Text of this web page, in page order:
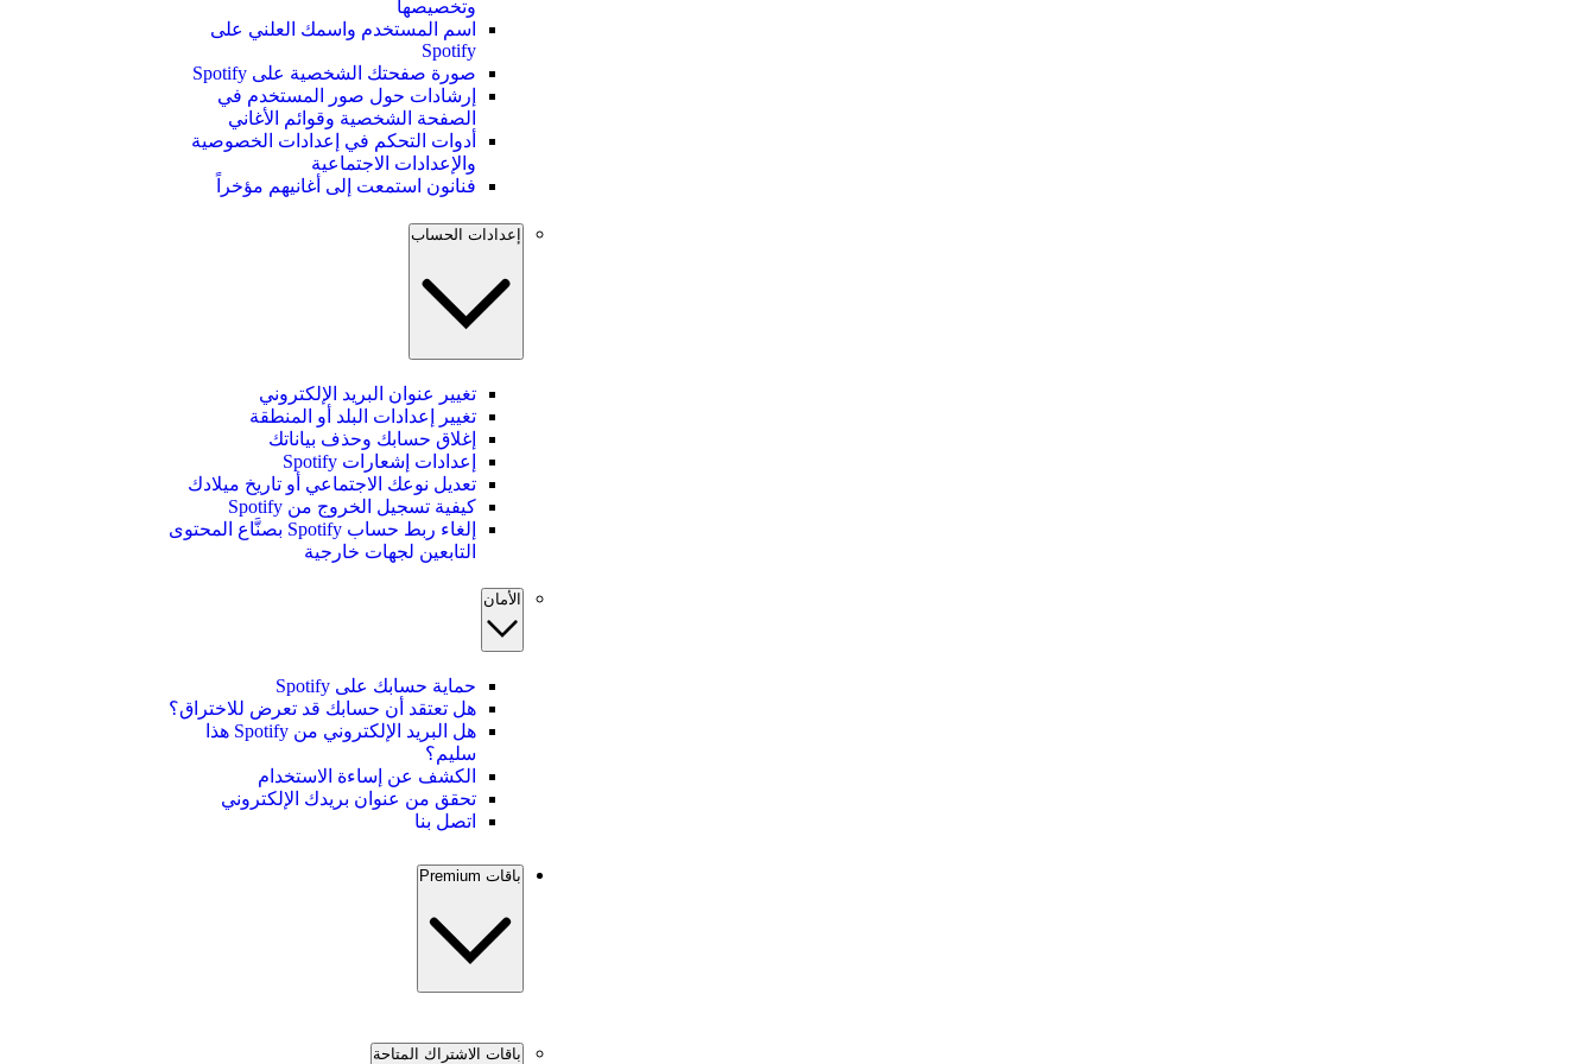
وتخصيصها
اسم المستخدم واسمك العلني على
Spotify
صورة صفحتك الشخصية على Spotify
إرشادات حول صور المستخدم في
الصفحة الشخصية وقوائم الأغاني
أدوات التحكم في إعدادات الخصوصية
والإعدادات الاجتماعية
فنانون استمعت إلى أغانيهم مؤخراً
إعدادات الحساب
تغيير عنوان البريد الإلكتروني
تغيير إعدادات البلد أو المنطقة
إغلاق حسابك وحذف بياناتك
إعدادات إشعارات Spotify
تعديل نوعك الاجتماعي أو تاريخ ميلادك
كيفية تسجيل الخروج من Spotify
إلغاء ربط حساب Spotify بصنَّاع المحتوى
التابعين لجهات خارجية
الأمان
حماية حسابك على Spotify
هل تعتقد أن حسابك قد تعرض للاختراق؟
هل البريد الإلكتروني من Spotify هذا
سليم؟
الكشف عن إساءة الاستخدام
تحقق من عنوان بريدك الإلكتروني
اتصل بنا
باقات Premium
باقات الاشتراك المتاحة